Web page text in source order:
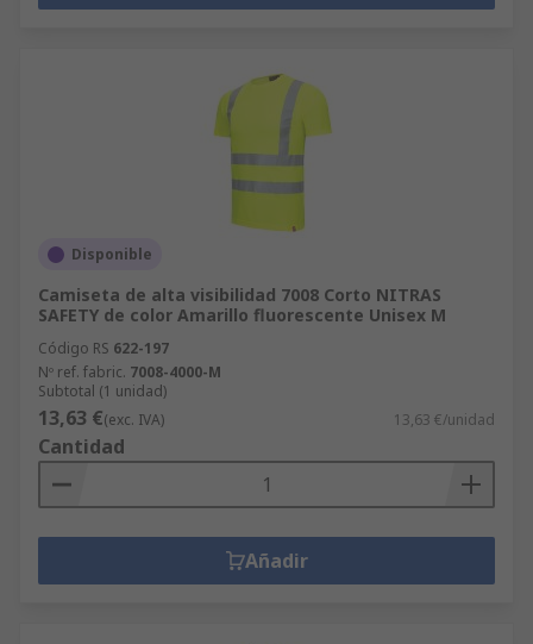
Disponible
Camiseta de alta visibilidad 7008 Corto NITRAS
SAFETY de color Amarillo fluorescente Unisex M
Código RS 622-197
Nº ref. fabric. 7008-4000-M
Subtotal (1 unidad)
13,63 €(exc. IVA) 13,63 €/unidad
Cantidad
Añadir